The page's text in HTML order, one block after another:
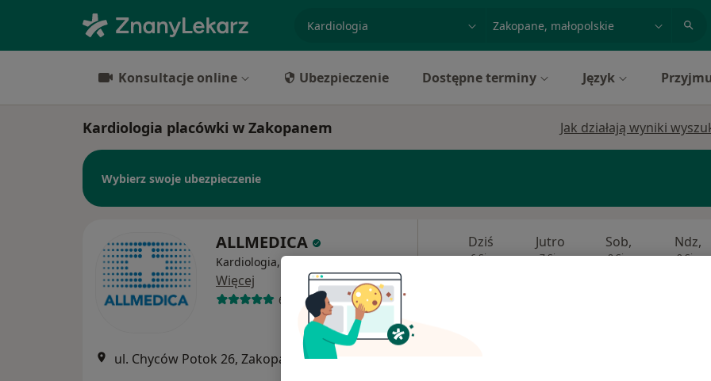
Konsultacje online Ubezpieczenie Dostępne terminy Język
Kardiologia placówki w Zakopanem Jak działają wyniki
Wybierz swoje ubezpieczenie
ALLMEDICA
Kardiologia, Pediatria, Interna ·
Więcej
630 opinii
ul. Chyców Potok 26, Zakopane •Mapa
Dziś
6 Sie
Jutro
7 Sie
Sob,
8 Sie
Ndz,
9 Sie